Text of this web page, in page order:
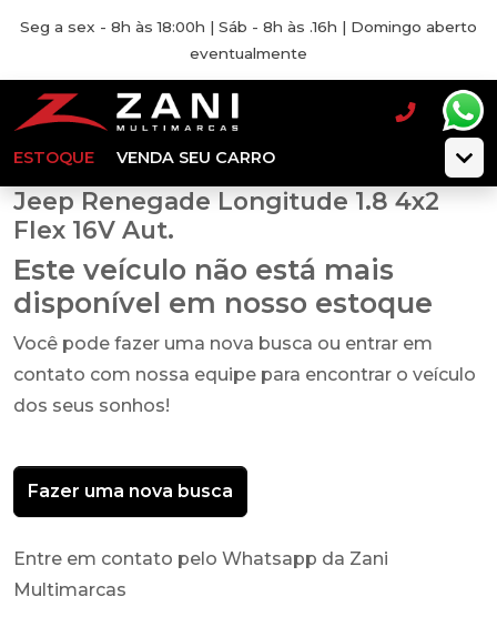
Seg a sex - 8h às 18:00h | Sáb - 8h às .16h | Domingo aberto
eventualmente
ESTOQUE VENDA SEU CARRO
Jeep Renegade Longitude 1.8 4x2
Flex 16V Aut.
Este veículo não está mais
disponível em nosso estoque
Você pode fazer uma nova busca ou entrar em
contato com nossa equipe para encontrar o veículo
dos seus sonhos!
Fazer uma nova busca
Entre em contato pelo Whatsapp da Zani
Multimarcas